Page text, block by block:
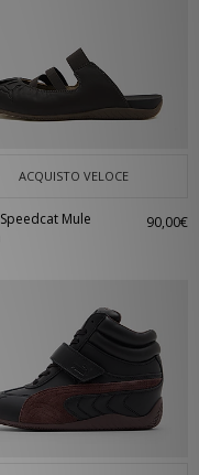
ACQUISTO VELOCE
Mule
90,00€